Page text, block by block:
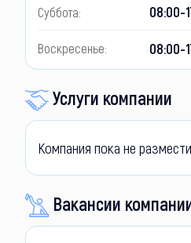
Суббота: 08:00-
Воскресенье: 08:00-
Услуги компании
Компания пока не
Вакансии